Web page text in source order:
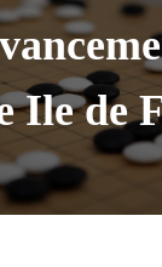
Ile de